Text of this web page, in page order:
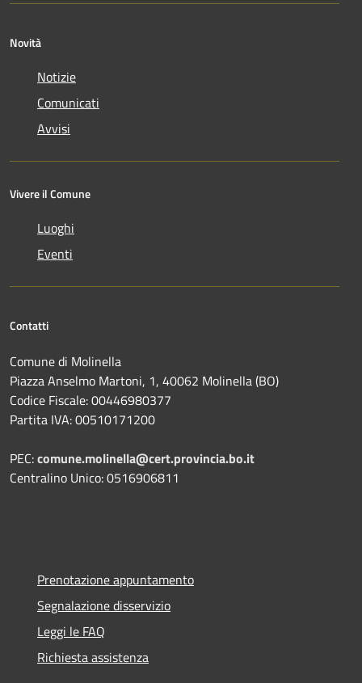
Novità
Notizie
Comunicati
Avvisi
Vivere il Comune
Luoghi
Eventi
Contatti
Comune di Molinella
Piazza Anselmo Martoni, 1, 40062 Molinella (BO)
Codice Fiscale: 00446980377
Partita IVA: 00510171200
PEC:comune.molinella@cert.provincia.bo.it
Centralino Unico: 0516906811
Prenotazione appuntamento
Segnalazione disservizio
Leggi le FAQ
Richiesta assistenza